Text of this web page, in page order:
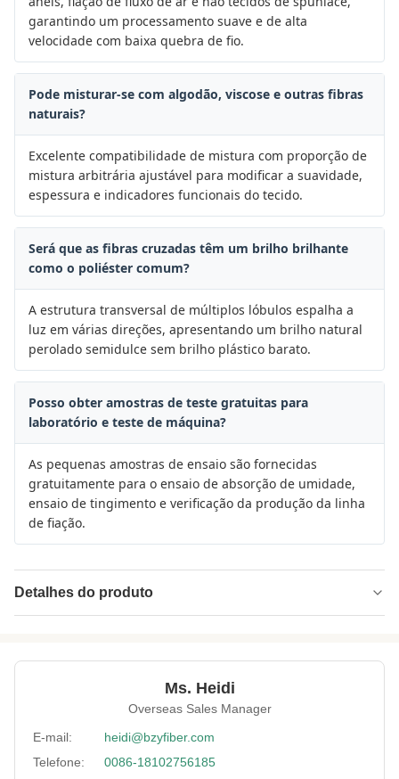
garantindo um processamento suave e de alta
velocidade com baixa quebra de fio.
Pode misturar-se com algodão, viscose e outras fibras
naturais?
Excelente compatibilidade de mistura com proporção de
mistura arbitrária ajustável para modificar a suavidade,
espessura e indicadores funcionais do tecido.
Será que as fibras cruzadas têm um brilho brilhante
como o poliéster comum?
A estrutura transversal de múltiplos lóbulos espalha a
luz em várias direções, apresentando um brilho natural
perolado semidulce sem brilho plástico barato.
Posso obter amostras de teste gratuitas para
laboratório e teste de máquina?
As pequenas amostras de ensaio são fornecidas
gratuitamente para o ensaio de absorção de umidade,
ensaio de tingimento e verificação da produção da linha
de fiação.
Detalhes do produto
Specification: 1.5D*38MM
Color: branco
More Sizes: Personalizável
Ms. Heidi
Overseas Sales Manager
E-mail:
heidi@bzyfiber.com
Telefone:
0086-18102756185